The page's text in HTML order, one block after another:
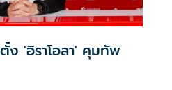
ง 'อิราโอลา' คุมทัพ